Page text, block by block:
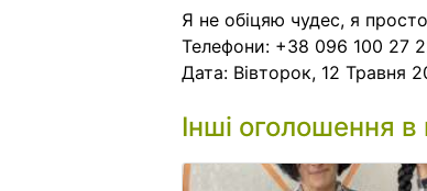
Я не обіцяю чудес, я
Телефони: +38 096 100 27
Дата: Вівторок, 12 Травня
Інші оголошення в